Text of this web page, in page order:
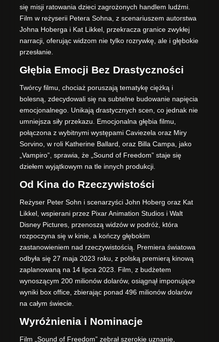
się misji ratowania dzieci zagrożonych handlem ludźmi.
Film w reżyserii Petera Sohna, z scenariuszem autorstwa
Johna Hoberga i Kat Likkel, przekracza granice zwykłej
narracji, oferując widzom nie tylko rozrywkę, ale i głębokie
przesłanie.
Głębia Emocji Bez Drastyczności
Twórcy filmu, chociaż poruszają tematykę ciężką i
bolesną, zdecydowali się na subtelne budowanie napięcia
emocjonalnego. Unikają drastycznych scen, co jednak nie
umniejsza siły przekazu. Emocjonalna głębia filmu,
połączona z wybitnymi występami Caviezela oraz Miry
Sorvino, w roli Katherine Ballard, oraz Billa Campa, jako
„Vampiro”, sprawia, że „Sound of Freedom” staje się
dziełem wyjątkowym na tle innych produkcji.
Od Kina do Rzeczywistości
Reżyser Peter Sohn i scenarzyści John Hoberg oraz Kat
Likkel, wspierani przez Pixar Animation Studios i Walt
Disney Pictures, przenoszą widzów w podróż, która
rozpoczyna się w kinie, a kończy głębokim
zastanowieniem nad rzeczywistością. Premiera światowa
odbyła się 27 maja 2023 roku, z polską premierą kinową
zaplanowaną na 14 lipca 2023. Film, z budżetem
wynoszącym 200 milionów dolarów, osiągnął imponujące
wyniki box office, zbierając ponad 496 milionów dolarów
na całym świecie.
Wyróżnienia i Nominacje
Film „Sound of Freedom” zebrał szerokie uznanie,